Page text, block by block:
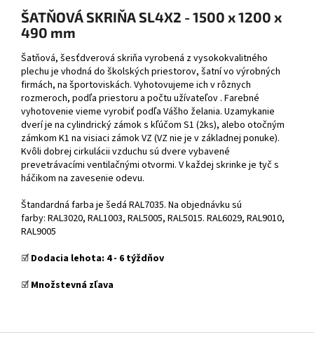
ŠATŇOVÁ SKRIŇA SL4X2 - 1500 x 1200 x
490 mm
Šatňová, šesťdverová skriňa vyrobená z vysokokvalitného
plechu je vhodná do školských priestorov, šatní vo výrobných
firmách, na športoviskách. Vyhotovujeme ich v rôznych
rozmeroch, podľa priestoru a počtu užívateľov . Farebné
vyhotovenie vieme vyrobiť podľa Vášho želania. Uzamykanie
dverí je na cylindrický zámok s kľúčom S1 (2ks), alebo otočným
zámkom K1 na visiaci zámok VZ (VZ nie je v základnej ponuke).
Kvôli dobrej cirkulácii vzduchu sú dvere vybavené
prevetrávacími ventilačnými otvormi. V každej skrinke je tyč s
háčikom na zavesenie odevu.
Štandardná farba je šedá RAL7035. Na objednávku sú
farby: RAL3020, RAL1003, RAL5005, RAL5015. RAL6029, RAL9010,
RAL9005
☑️ Dodacia lehota: 4 - 6 týždňov
☑️ Množstevná zľava